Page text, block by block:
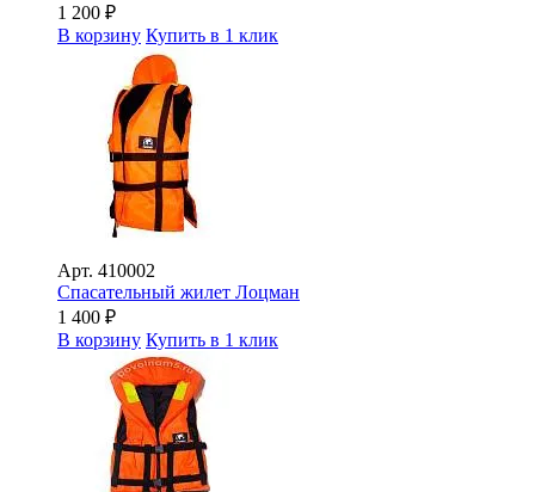
1 200 ₽
В корзину Купить в 1 клик
Арт. 410002
Спасательный жилет Лоцман
1 400 ₽
В корзину Купить в 1 клик